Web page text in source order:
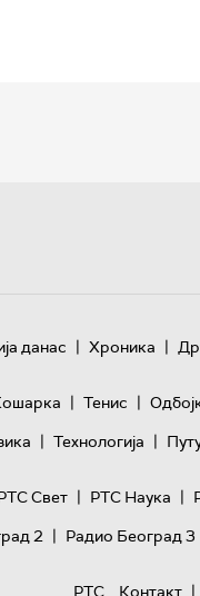
данас | Хроника |
| Тенис |
| Технологијa |
Свет | РТС Наука |
2 | Радио Београд 3
РТС
Контакт |